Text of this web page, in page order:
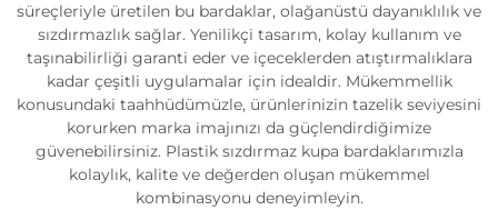
süreçleriyle üretilen bu bardaklar, olağanüstü dayanıklılık ve
sızdırmazlık sağlar. Yenilikçi tasarım, kolay kullanım ve
taşınabilirliği garanti eder ve içeceklerden atıştırmalıklara
kadar çeşitli uygulamalar için idealdir. Mükemmellik
konusundaki taahhüdümüzle, ürünlerinizin tazelik seviyesini
korurken marka imajınızı da güçlendirdiğimize
güvenebilirsiniz. Plastik sızdırmaz kupa bardaklarımızla
kolaylık, kalite ve değerden oluşan mükemmel
kombinasyonu deneyimleyin.